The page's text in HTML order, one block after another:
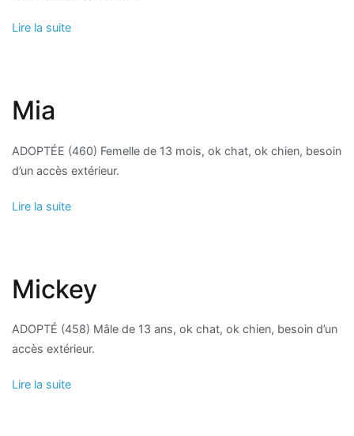
Lire la suite
Mia
ADOPTÉE (460) Femelle de 13 mois, ok chat, ok chien, besoin
d’un accès extérieur.
Lire la suite
Mickey
ADOPTÉ (458) Mâle de 13 ans, ok chat, ok chien, besoin d’un
accès extérieur.
Lire la suite